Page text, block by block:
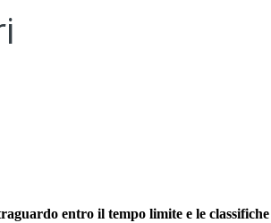
entro il tempo limite e le